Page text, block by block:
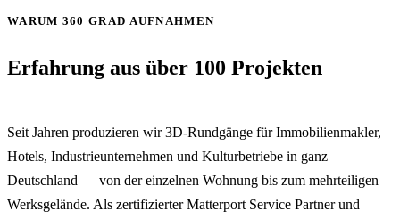
WARUM 360 GRAD AUFNAHMEN
Erfahrung aus über 100 Projekten
Seit Jahren produzieren wir 3D-Rundgänge für Immobilienmakler,
Hotels, Industrieunternehmen und Kulturbetriebe in ganz
Deutschland — von der einzelnen Wohnung bis zum mehrteiligen
Werksgelände. Als zertifizierter Matterport Service Partner und